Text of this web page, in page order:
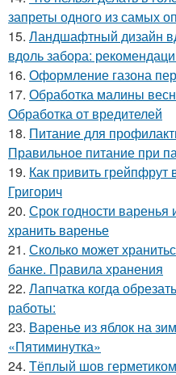
запреты одного из самых
15. Ландшафтный дизайн
вдоль забора:
16. Оформление газона
17. Обработка малины
Обработка от вредителей
18. Питание для
Правильное питание при
19. Как привить
Григорич
20. Срок годности варенья
хранить варенье
21. Сколько может
банке. Правила хранения
22. Лапчатка когда
работы:
23. Варенье из яблок на
«Пятиминутка»
24. Тёплый шов